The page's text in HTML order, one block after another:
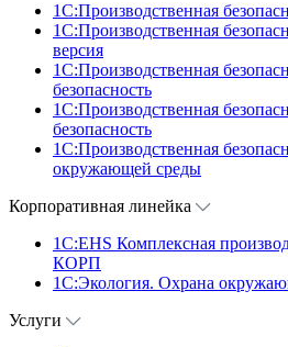
1C:Производственная
1C:Производственная
версия
1C:Производственная
безопасность
1C:Производственная
безопасность
1C:Производственная
окружающей среды
Корпоративная линейка
1С:EHS Комплексная
КОРП
1С:Экология. Охрана
Услуги